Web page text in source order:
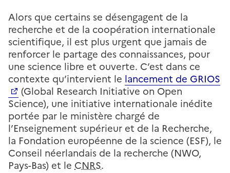
Alors que certains se désengagent de la
recherche et de la coopération internationale
scientifique, il est plus urgent que jamais de
renforcer le partage des connaissances, pour
une science libre et ouverte. C’est dans ce
contexte qu’intervient le lancement de GRIOS
(Global Research Initiative on Open
Science), une initiative internationale inédite
portée par le ministère chargé de
l’Enseignement supérieur et de la Recherche,
la Fondation européenne de la science (ESF), le
Conseil néerlandais de la recherche (NWO,
Pays-Bas) et le CNRS.